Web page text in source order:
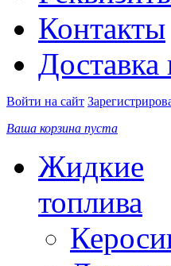
Контакты
Доставка
Войти на сайт
Ваша корзина пуста
Жидкие
топлива